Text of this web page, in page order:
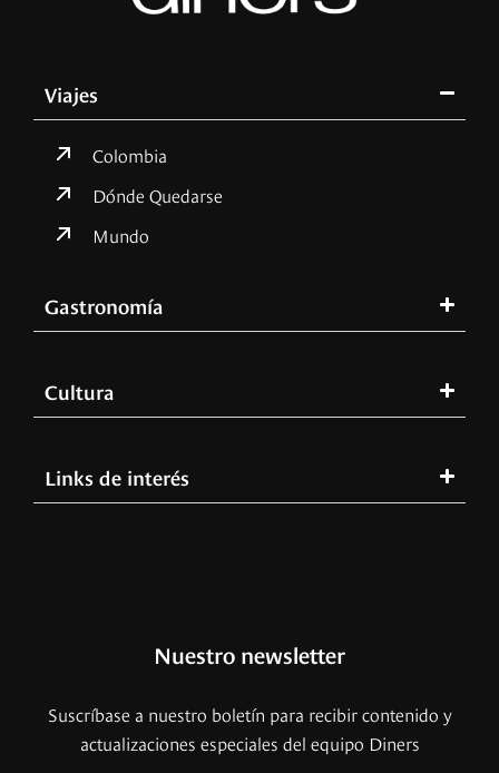
Viajes
Colombia
Dónde Quedarse
Mundo
Gastronomía
Cultura
Links de interés
Nuestro newsletter
Suscríbase a nuestro boletín para recibir contenido y
actualizaciones especiales del equipo Diners